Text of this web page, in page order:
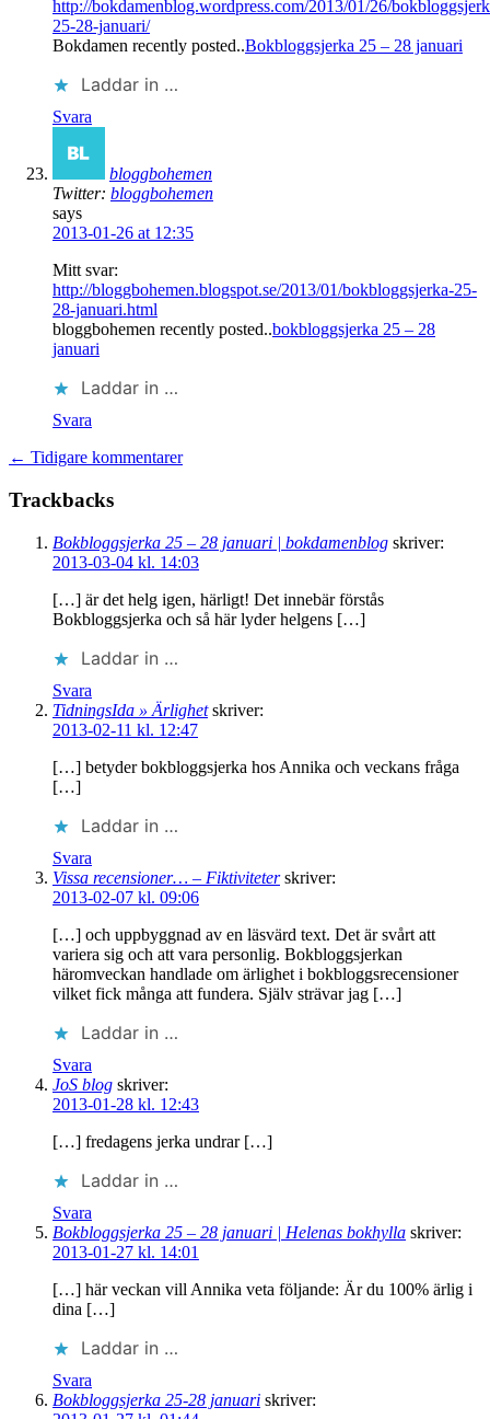
http://bokdamenblog.wordpress.com/2013/01/26/
25-28-januari/
Bokdamen recently posted..Bokbloggsjerka 25 – 28 januari
Laddar in …
Svara
bloggbohemen
Twitter: bloggbohemen
says
2013-01-26 at 12:35
Mitt svar:
http://bloggbohemen.blogspot.se/2013/01/bokbloggsjerka-25-
28-januari.html
bloggbohemen recently posted..bokbloggsjerka 25 – 28
januari
Laddar in …
Svara
← Tidigare kommentarer
Trackbacks
Bokbloggsjerka 25 – 28 januari | bokdamenblog skriver:
2013-03-04 kl. 14:03
[…] är det helg igen, härligt! Det innebär förstås
Bokbloggsjerka och så här lyder helgens […]
Laddar in …
Svara
TidningsIda » Ärlighet skriver:
2013-02-11 kl. 12:47
[…] betyder bokbloggsjerka hos Annika och veckans fråga
[…]
Laddar in …
Svara
Vissa recensioner… – Fiktiviteter skriver:
2013-02-07 kl. 09:06
[…] och uppbyggnad av en läsvärd text. Det är svårt att
variera sig och att vara personlig. Bokbloggsjerkan
häromveckan handlade om ärlighet i bokbloggsrecensioner
vilket fick många att fundera. Själv strävar jag […]
Laddar in …
Svara
JoS blog skriver:
2013-01-28 kl. 12:43
[…] fredagens jerka undrar […]
Laddar in …
Svara
Bokbloggsjerka 25 – 28 januari | Helenas bokhylla skriver:
2013-01-27 kl. 14:01
[…] här veckan vill Annika veta följande: Är du 100% ärlig i
dina […]
Laddar in …
Svara
Bokbloggsjerka 25-28 januari skriver: